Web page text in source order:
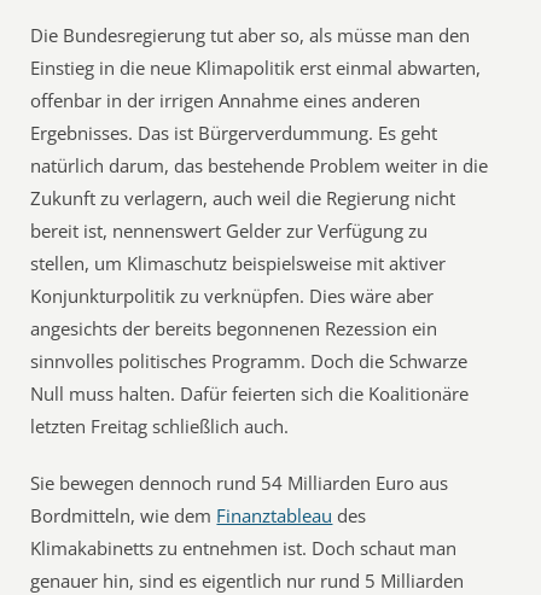
Die Bundesregierung tut aber so, als müsse man den
Einstieg in die neue Klimapolitik erst einmal abwarten,
offenbar in der irrigen Annahme eines anderen
Ergebnisses. Das ist Bürgerverdummung. Es geht
natürlich darum, das bestehende Problem weiter in die
Zukunft zu verlagern, auch weil die Regierung nicht
bereit ist, nennenswert Gelder zur Verfügung zu
stellen, um Klimaschutz beispielsweise mit aktiver
Konjunkturpolitik zu verknüpfen. Dies wäre aber
angesichts der bereits begonnenen Rezession ein
sinnvolles politisches Programm. Doch die Schwarze
Null muss halten. Dafür feierten sich die Koalitionäre
letzten Freitag schließlich auch.
Sie bewegen dennoch rund 54 Milliarden Euro aus
Bordmitteln, wie dem Finanztableau des
Klimakabinetts zu entnehmen ist. Doch schaut man
genauer hin, sind es eigentlich nur rund 5 Milliarden